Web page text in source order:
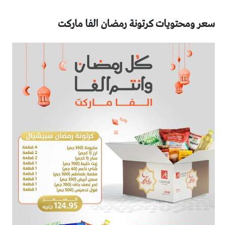
سعر ومحتويات كرتونة رمضان الفا ماركت